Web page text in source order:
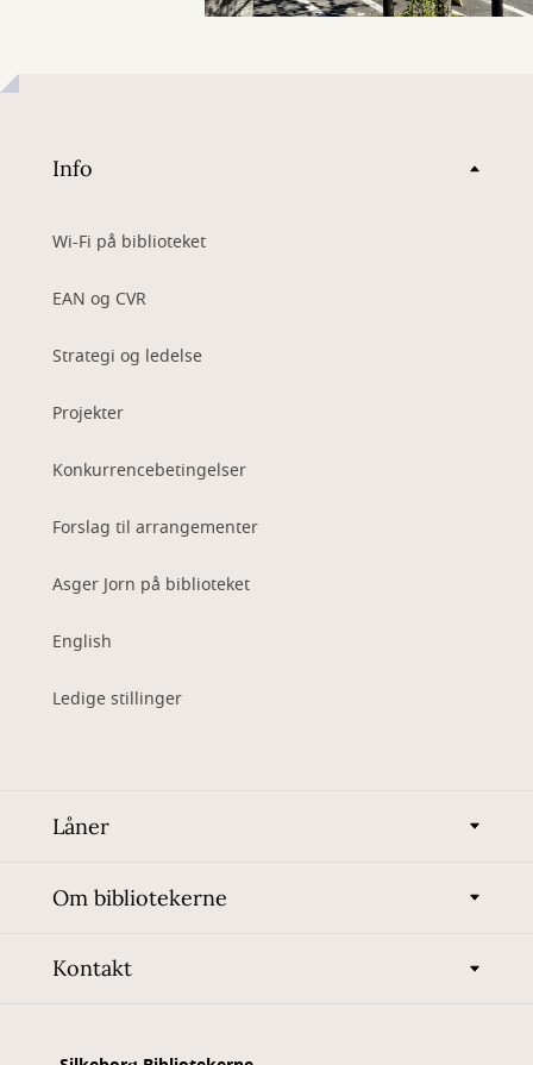
Info
Wi-Fi på biblioteket
EAN og CVR
Strategi og ledelse
Projekter
Konkurrencebetingelser
Forslag til arrangementer
Asger Jorn på biblioteket
English
Ledige stillinger
Låner
Om bibliotekerne
Kontakt